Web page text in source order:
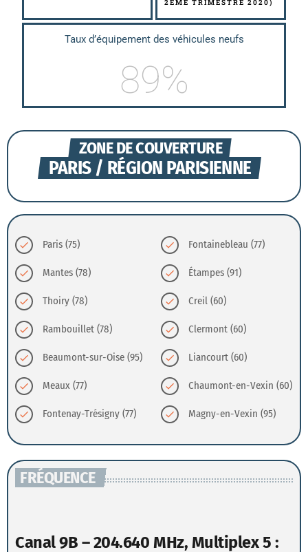
2ÈME TRIMESTRE 2020)
Taux d’équipement des véhicules neufs
89%
ZONE DE COUVERTURE
PARIS / RÉGION PARISIENNE
check Paris (75)
check Mantes (78)
check Thoiry (78)
check Rambouillet (78)
check Beaumont-sur-Oise (95)
check Meaux (77)
check Fontenay-Trésigny (77)
check Fontainebleau (77)
check Étampes (91)
check Creil (60)
check Clermont (60)
check Liancourt (60)
check Chaumont-en-Vexin (60)
check Magny-en-Vexin (95)
FRÉQUENCE
Canal 9B – 204.640 MHz, Multiplex 5 :